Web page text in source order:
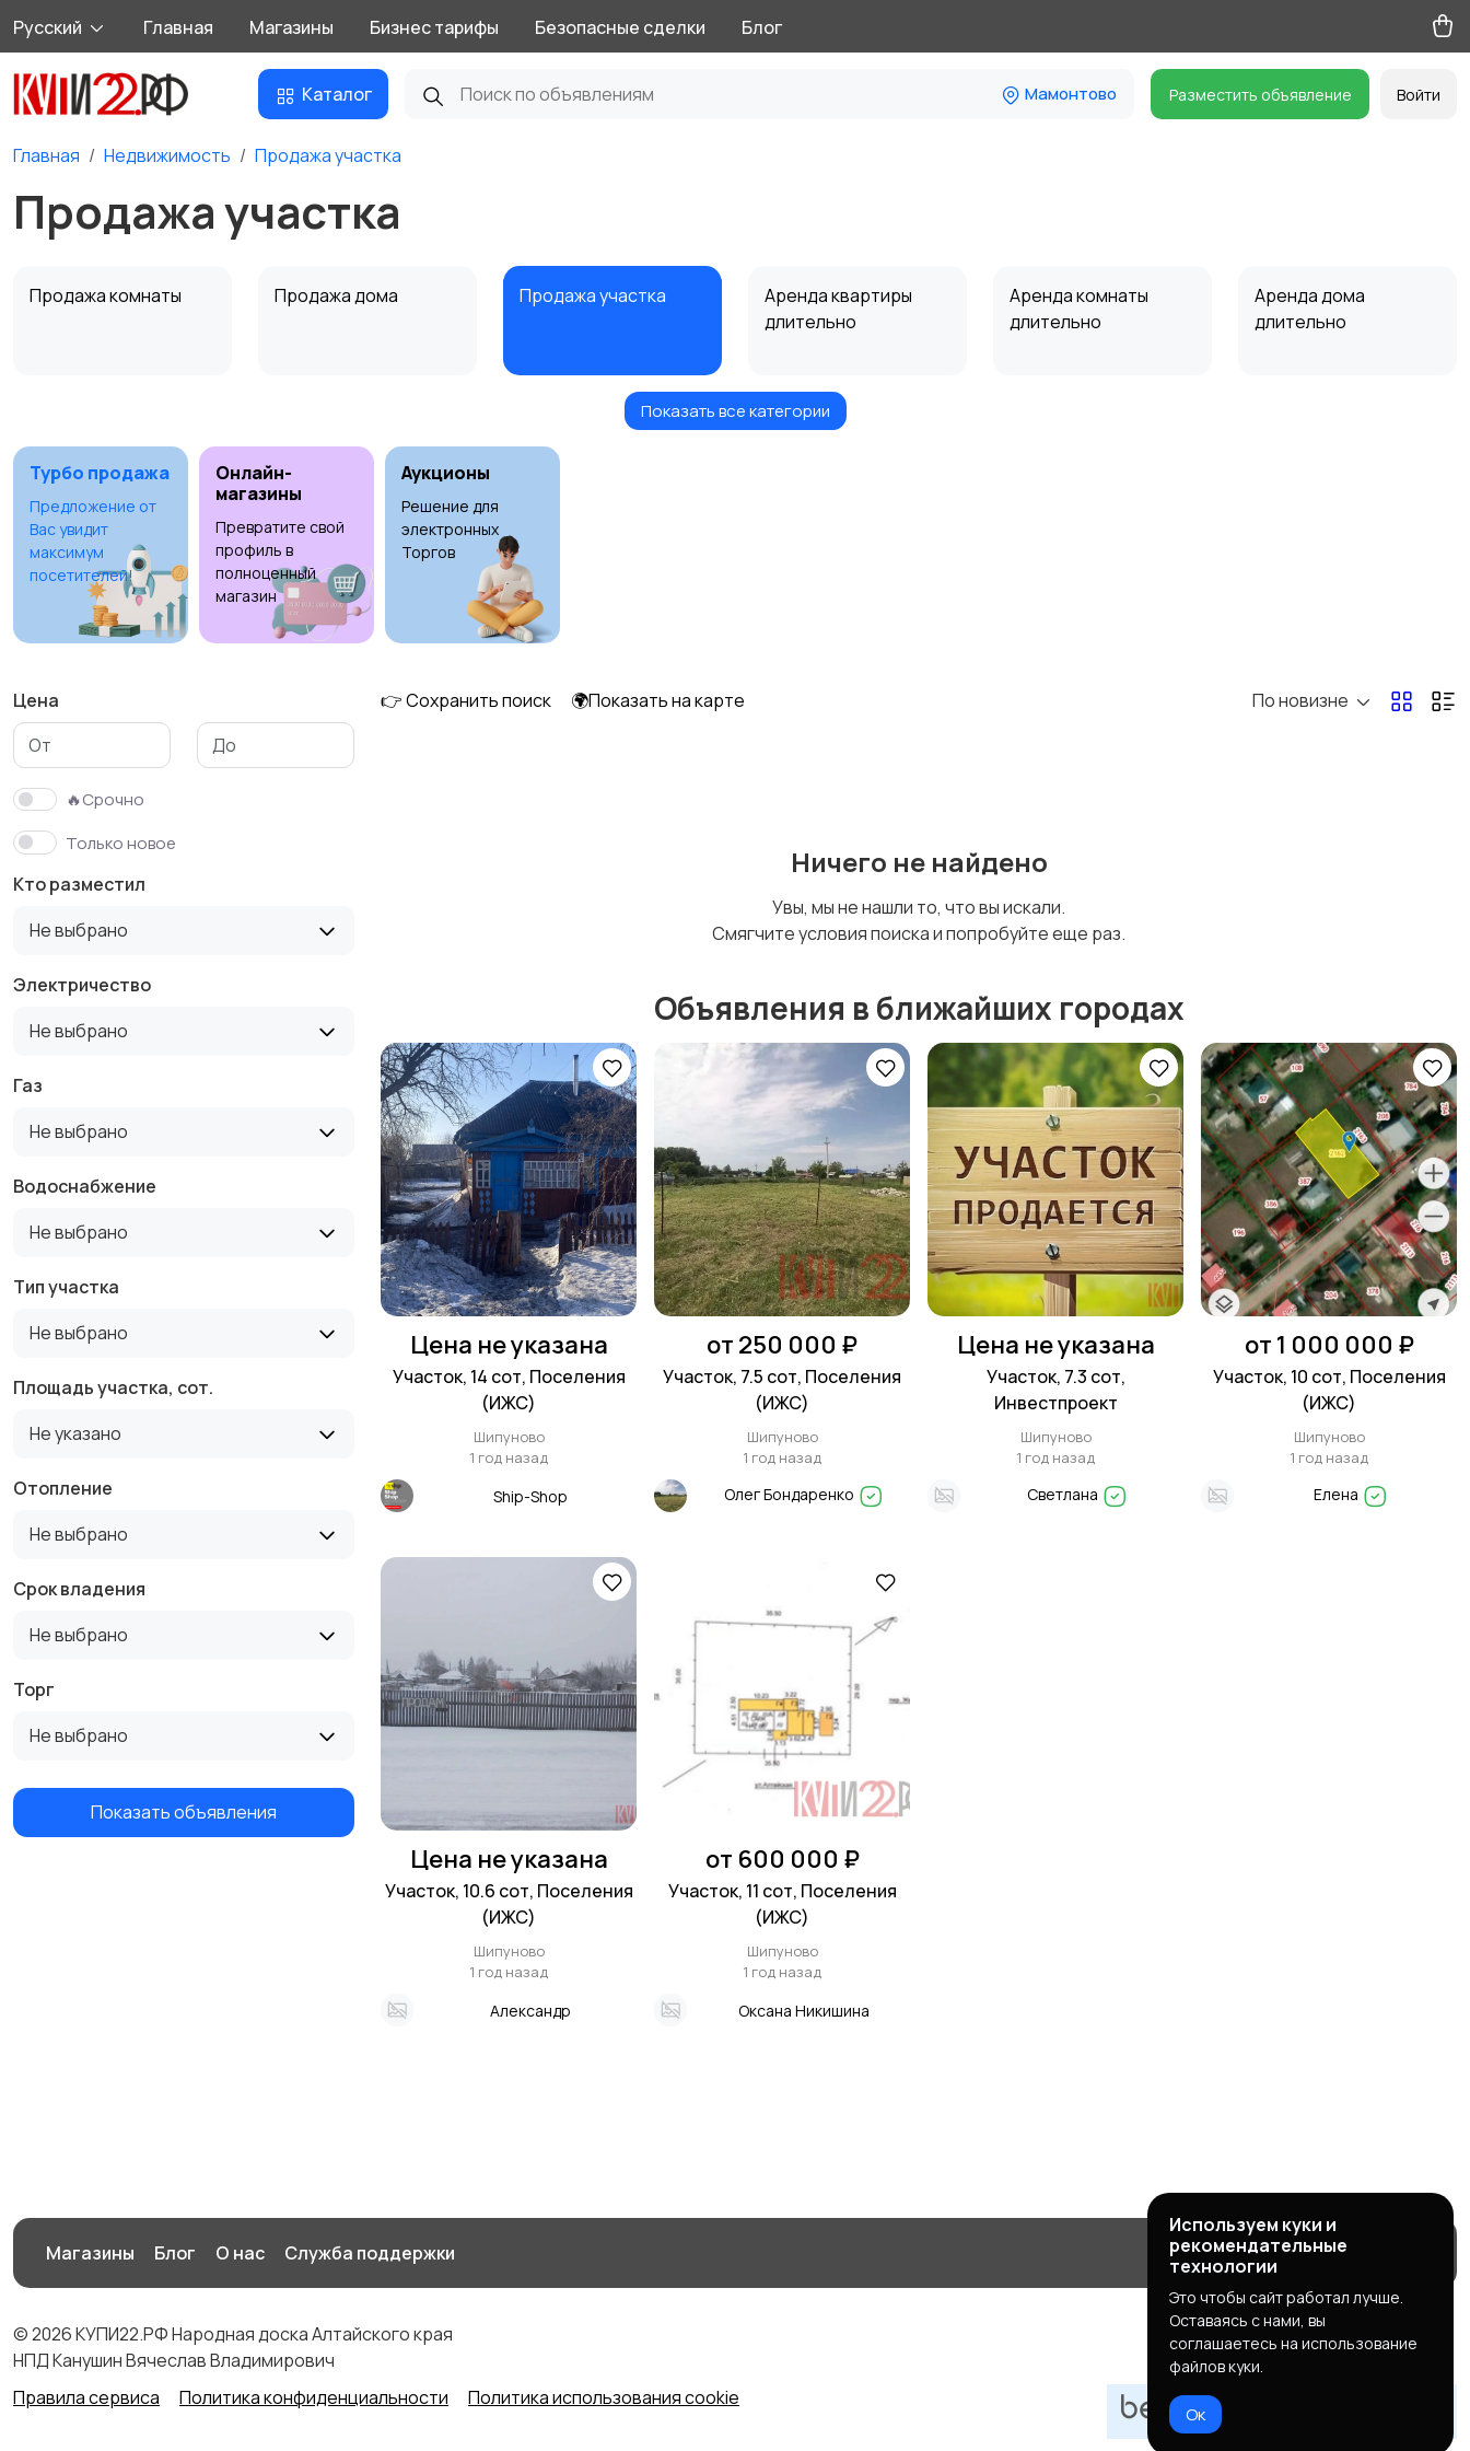
Русский Главная Магазины Бизнес тарифы Безопасные сделки Блог
Каталог Мамонтово Разместить объявление Войти
Главная Недвижимость Продажа участка
Продажа участка
Продажа комнаты Продажа дома Продажа участка
Аренда квартиры
длительно
Аренда комнаты
длительно
Аренда дома
длительно
посуточно
посуточно
Аренда дома
посуточно
Коммерческая
Показать все категории
Турбо продажа
Предложение от
Вас увидит
максимум
посетителей!
Онлайн-
магазины
Превратите свой
профиль в
полноценный
магазин
Аукционы
Решение для
электронных
Торгов
Цена
🔥Срочно
Только новое
Кто разместил
Не выбрано
Электричество
Не выбрано
Газ
Не выбрано
Водоснабжение
Не выбрано
Тип участка
Не выбрано
Площадь участка, сот.
Не указано
Отопление
Не выбрано
Срок владения
Не выбрано
Торг
Не выбрано
Показать объявления
👉 Сохранить поиск 🌍Показать на карте По новизне
Ничего не найдено
Увы, мы не нашли то, что вы искали.
Смягчите условия поиска и попробуйте еще раз.
Объявления в ближайших городах
Цена не указана
Участок, 14 сот, Поселения
(ИЖС)
Шипуново
1 год назад
Ship-Shop
от 250 000 ₽
Участок, 7.5 сот, Поселения
(ИЖС)
Шипуново
1 год назад
Олег Бондаренко
Цена не указана
Участок, 7.3 сот,
Инвестпроект
Шипуново
1 год назад
Светлана
от 1 000 000 ₽
Участок, 10 сот, Поселения
(ИЖС)
Шипуново
1 год назад
Елена
Цена не указана
Участок, 10.6 сот, Поселения
(ИЖС)
Шипуново
1 год назад
Александр
от 600 000 ₽
Участок, 11 сот, Поселения
(ИЖС)
Шипуново
1 год назад
Оксана Никишина
Магазины Блог О нас Служба поддержки
© 2026 КУПИ22.РФ Народная доска Алтайского края
НПД Канушин Вячеслав Владимирович
Правила сервиса
Политика конфиденциальности Политика использования cookie
Используем куки и
рекомендательные
технологии
Это чтобы сайт работал лучше.
Оставаясь с нами, вы
соглашаетесь на использование
файлов куки.
Ок